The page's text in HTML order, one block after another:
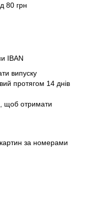
80 грн
IBAN
випуску
протягом 14 днів
щоб отримати
за номерами